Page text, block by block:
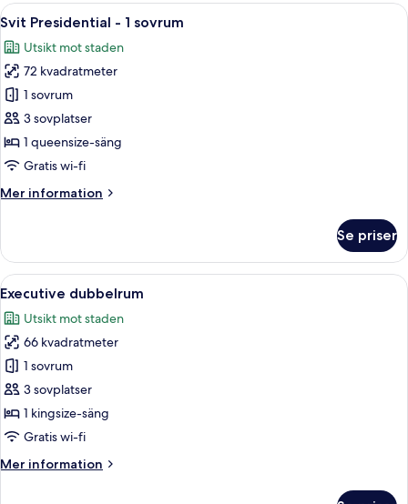
Öppna
alla
foton
för
Svit
Presidential
-
1
Ett modernt hotellrum med en stor
12
Svit Presidential - 1 sovrum
Utsikt mot staden
72 kvadratmeter
1 sovrum
3 sovplatser
1 queensize-säng
Gratis wi-fi
Mer information
Mer
Presidential
1
Se priser
Öppna
alla
foton
för
Executive
dubbelrum
Ett hotellrum med en stor säng, ett
9
Executive dubbelrum
Utsikt mot staden
66 kvadratmeter
1 sovrum
3 sovplatser
1 kingsize-säng
Gratis wi-fi
Mer information
Mer